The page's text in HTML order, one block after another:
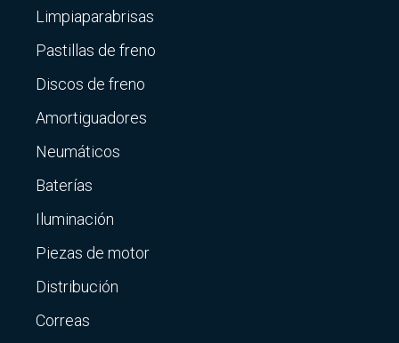
Limpiaparabrisas
Pastillas de freno
Discos de freno
Amortiguadores
Neumáticos
Baterías
Iluminación
Piezas de motor
Distribución
Correas